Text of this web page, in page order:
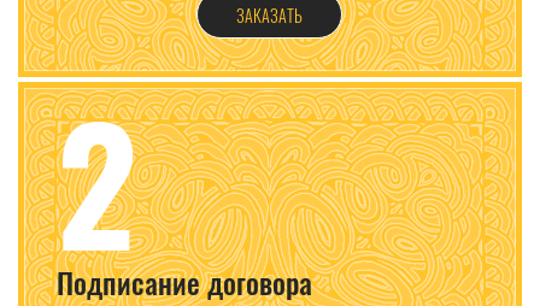
ЗАКАЗАТЬ
2
Подписание договора